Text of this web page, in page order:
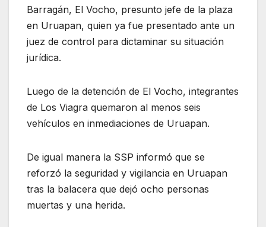
Barragán, El Vocho, presunto jefe de la plaza
en Uruapan, quien ya fue presentado ante un
juez de control para dictaminar su situación
jurídica.
Luego de la detención de El Vocho, integrantes
de Los Viagra quemaron al menos seis
vehículos en inmediaciones de Uruapan.
De igual manera la SSP informó que se
reforzó la seguridad y vigilancia en Uruapan
tras la balacera que dejó ocho personas
muertas y una herida.